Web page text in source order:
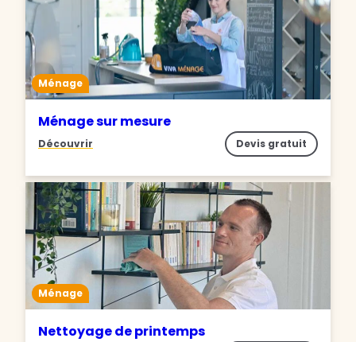
Ménage
Ménage sur mesure
Découvrir Devis gratuit
Ménage
Nettoyage de printemps